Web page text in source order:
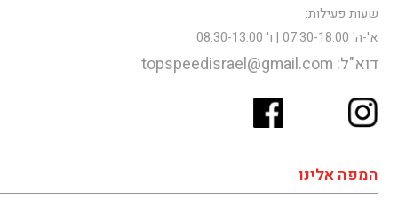
שעות פעילות:
א'-ה' 07:30-18:00 | ו' 08:30-13:00
דוא"ל: topspeedisrael@gmail.com
המפה אלינו